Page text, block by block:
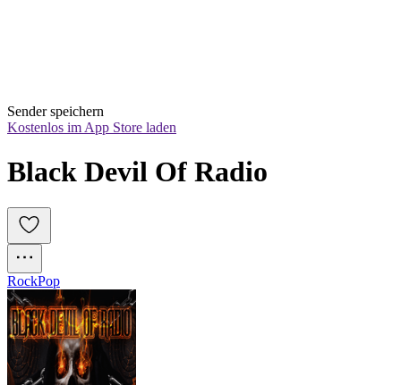
Sender speichern
Kostenlos im App Store laden
Black Devil Of Radio
RockPop